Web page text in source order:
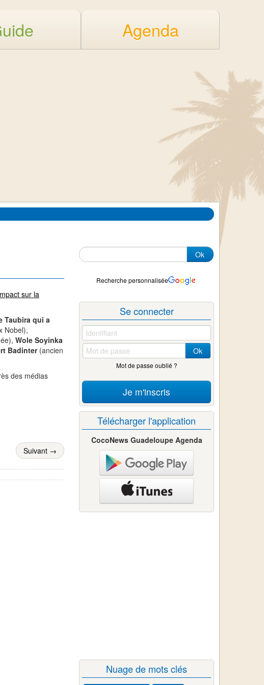
Agenda
sur la
Taubira qui a
Nobel),
Wole Soyinka
Badinter(ancien
des médias
Suivant →
Ok
Recherche personnalisée
Se connecter
Ok
Mot de passe oublié ?
Je m'inscris
Télécharger l'application
CocoNews Guadeloupe Agenda
Nuage de mots clés